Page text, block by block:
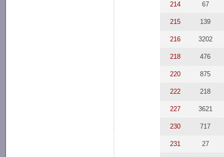
214 67
215 139
216 3202
218 476
220 875
222 218
227 3621
230 717
231 27